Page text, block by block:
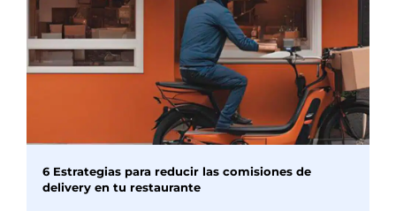
6 Estrategias para reducir las comisiones de
delivery en tu restaurante